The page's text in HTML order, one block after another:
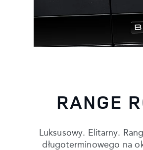
RANGE
Luksusowy. Elitarny.
długoterminowego na